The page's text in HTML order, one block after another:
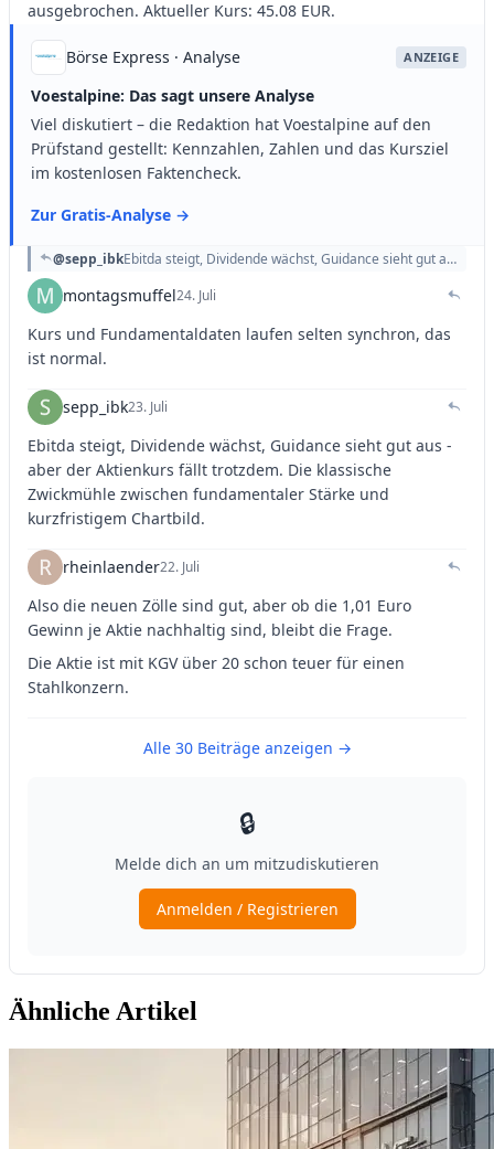
Ähnliche Artikel